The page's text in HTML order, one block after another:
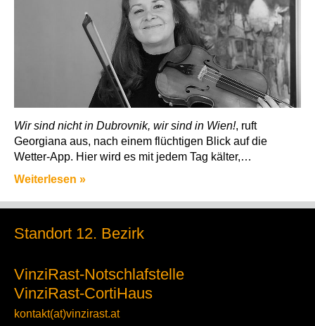
Wir sind nicht in Dubrovnik, wir sind in Wien!, ruft
Georgiana aus, nach einem flüchtigen Blick auf die
Wetter-App. Hier wird es mit jedem Tag kälter,…
Weiterlesen »
Standort 12. Bezirk
VinziRast-Notschlafstelle
VinziRast-CortiHaus
kontakt(at)vinzirast.at